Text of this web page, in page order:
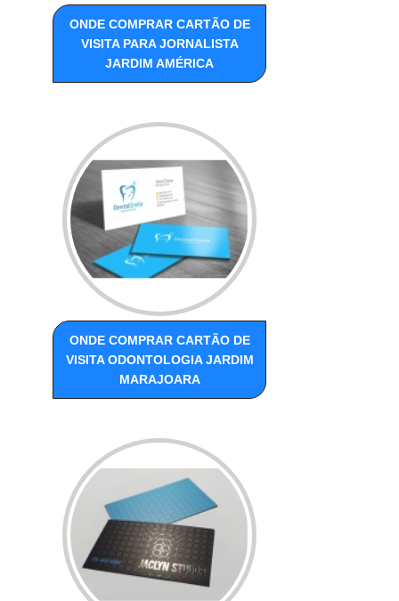
ONDE COMPRAR CARTÃO DE
VISITA PARA JORNALISTA
JARDIM AMÉRICA
ONDE COMPRAR CARTÃO DE
VISITA ODONTOLOGIA JARDIM
MARAJOARA